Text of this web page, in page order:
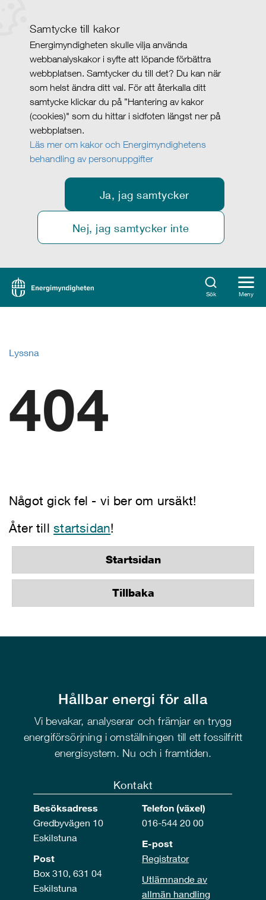
Samtycke till kakor
Energimyndigheten skulle vilja använda
webbanalyskakor i syfte att löpande förbättra
webbplatsen. Samtycker du till det? Du kan när
som helst ändra ditt val. För att återkalla ditt
samtycke klickar du på ”Hantering av kakor
(cookies)" som du hittar i sidfoten längst ner på
webbplatsen.
Läs mer om kakor och Energimyndighetens
behandling av personuppgifter
Ja, jag samtycker
Nej, jag samtycker inte
Sök Meny
Lyssna
404
Något gick fel - vi ber om ursäkt!
Åter tillstartsidan!
Startsidan
Tillbaka
Hållbar energi för alla
Vi bevakar, analyserar och främjar en trygg
energiförsörjning i omställningen till ett fossilfritt
energisystem. Nu och i framtiden.
Kontakt
Besöksadress
Gredbyvägen 10
Eskilstuna
Post
Box 310, 631 04
Eskilstuna
Telefon (växel)
016-544 20 00
E-post
Registrator
Utlämnande av
allmän handling